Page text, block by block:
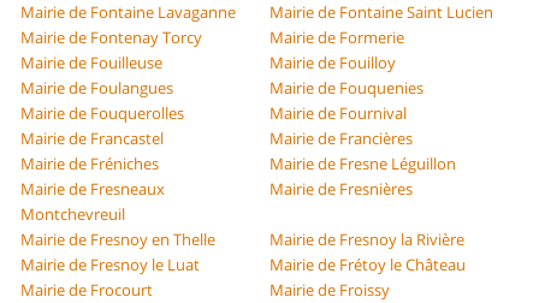
Mairie de Fontaine Lavaganne
Mairie de Fontaine Saint Lucien
Mairie de Fontenay Torcy
Mairie de Formerie
Mairie de Fouilleuse
Mairie de Fouilloy
Mairie de Foulangues
Mairie de Fouquenies
Mairie de Fouquerolles
Mairie de Fournival
Mairie de Francastel
Mairie de Francières
Mairie de Fréniches
Mairie de Fresne Léguillon
Mairie de Fresneaux
Montchevreuil
Mairie de Fresnières
Mairie de Fresnoy en Thelle
Mairie de Fresnoy la Rivière
Mairie de Fresnoy le Luat
Mairie de Frétoy le Château
Mairie de Frocourt
Mairie de Froissy